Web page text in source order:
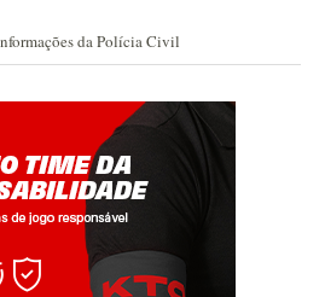
da Polícia Civil